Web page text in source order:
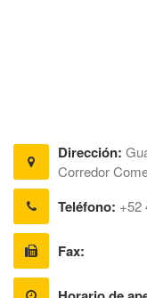
Dirección:
Corredor
Teléfono: +52
Fax: